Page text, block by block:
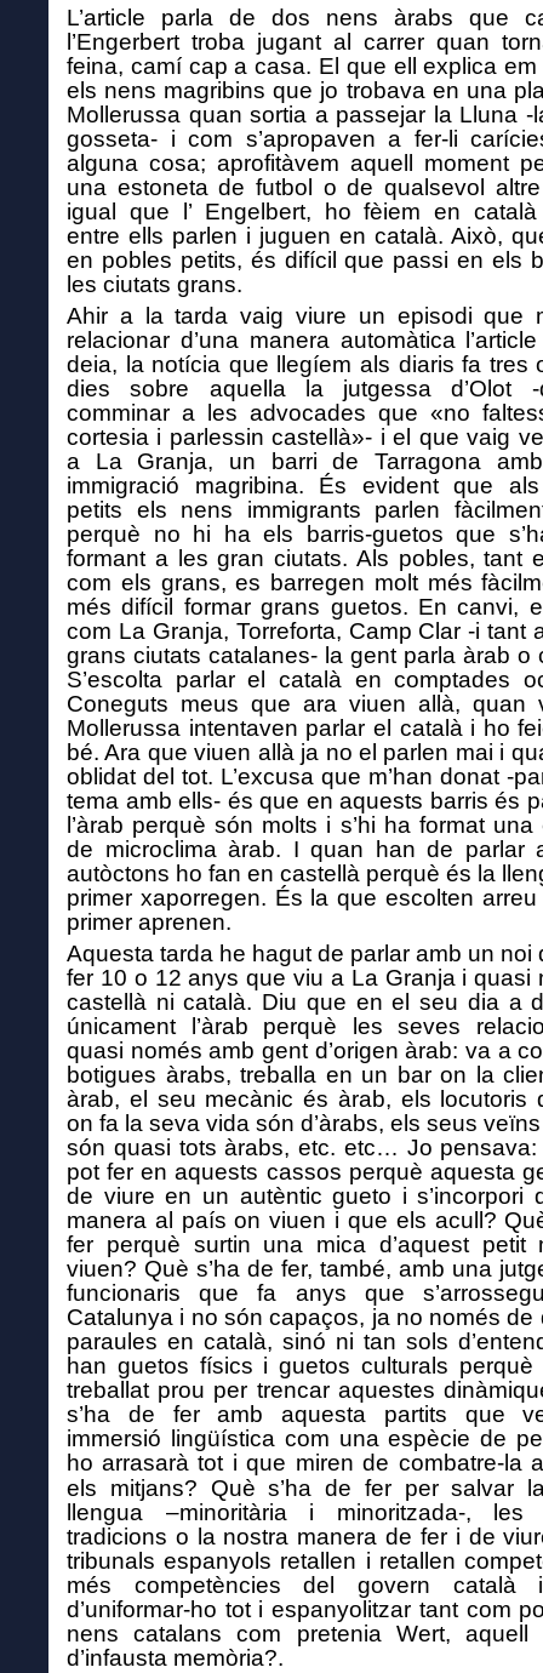
L’article parla de dos nens àrabs que
l’Engerbert troba jugant al carrer quan
feina, camí cap a casa. El que ell explica em
els nens magribins que jo trobava en una
Mollerussa quan sortia a passejar la Lluna -
gosseta- i com s’apropaven a fer-li
alguna cosa; aprofitàvem aquell
moment
una estoneta de futbol o de qualsevol
igual que l’ Engelbert, ho fèiem en
entre ells parlen i juguen en català. Això,
en pobles petits, és difícil que passi en els
les ciutats grans.
Ahir a la tarda vaig viure un episodi que
relacionar d’una manera automàtica l
deia, la notícia que llegíem als diaris fa tres
dies sobre aquella la jutgessa d’Olot
comminar a les advocades que «no
cortesia i parlessin castellà»- i el quevaig
a La Granja, un barri de Tarragona
immigració magribina. És evident que
petits els nens immigrants parlen
perquè no hi ha els barris-guetos que
formant a les gran ciutats. Als pobles, tant
com els grans, es barregen molt més
més difícil formar grans guetos. Encanvi,
com La Granja, Torreforta, Camp Clar -i tant
grans ciutats catalanes- la gent parla àrab o
S’escolta parlarelcatalà en comptades
Coneguts meus que ara viuen allà, quan
Mollerussa intentaven parlar el català i ho
bé. Ara que viuen allà ja no el parlen mai i
oblidat del tot. L’excusa que m’han donat -
tema amb ells- és que en aquests barris és
l’àrab perquè són molts i s’hi ha format una
de microclima àrab. I quan han de parlar
autòctons ho fan en castellà perquè és la
primer xaporregen. És la que escolten
primer aprenen.
Aquesta tarda he hagut de parlar amb un noi
fer 10 o 12 anys que viu a La Granjai quasi
castellà ni català. Diu que en el seu dia a
únicament l’àrab perquè les seves
quasi només amb gent d’origen àrab: va a
botigues àrabs, treballa en un bar on la
àrab, el seu mecànic és àrab, els locutoris
on fa la seva vida són d’àrabs, els seus
són quasi tots àrabs, etc. etc… Jo
pot fer en aquests cassos perquè aquesta
de viure en un autèntic gueto i s’incorpori
manera al país on viuen i que els acull ?
fer perquè surtin una mica d’aquest petit
viuen? Què s’ha de fer, també, amb una
funcionaris que fa anys que
Catalunya i no són capaços, ja no només de
paraules en català, sinó ni tan sols
han guetos físics i guetos culturals perquè
treballat prou per trencar aquestes
s’ha de fer amb aquesta partits que
immersió lingüística com una espècie de
ho arrasarà tot i que miren de combatre-la
els mitjans? Què s’ha de fer per salvar
llengua –minoritària i minoritzada-, les
tradicions o la nostra manera de fer i de
tribunals espanyols retallen i retallen
més competències del govern català
d’uniformar-ho tot iespanyolitzar tantcom
nens catalans com preteniaWert, aquell
d’infausta memòria?.